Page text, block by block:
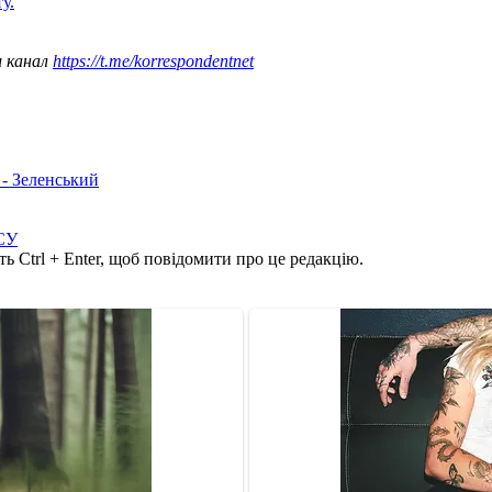
канал https://t.me/korrespondentnet
Зеленський
Ctrl + Enter, щоб повідомити про це редакцію.